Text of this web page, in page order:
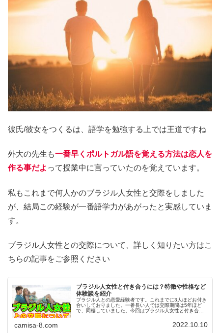
彼氏/彼女をつくるは、語学を勉強する上では王道ですね
外大の先生も一番早くポルトガル語を覚える方法は恋人を
作る事だよ って授業中に言っていたのを覚えています。
私もこれまで何人かのブラジル人女性と交際をしました
が、結局この経験が一番語学力があがったと実感していま
す。
ブラジル人女性との交際について、詳しく知りたい方はこ
ちらの記事をご参照ください
ブラジル人女性と付き合うには？特徴や性格など
体験談を紹介
ブラジル人との恋愛経験者です。これまでに3人ほどお付き
合いしておりました。一番長い人では交際期間は5年ほど
で、同棲していました。今回はブラジル人女性と付き合い
camisa-8.com 2022.10.10